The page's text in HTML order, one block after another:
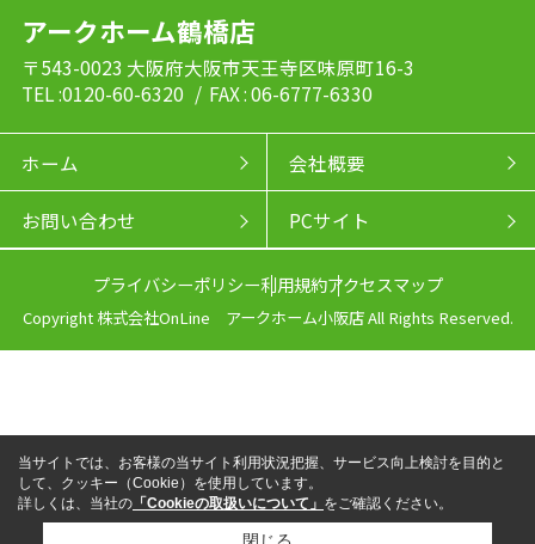
アークホーム鶴橋店
〒543-0023 大阪府大阪市天王寺区味原町16-3
TEL :0120-60-6320 / FAX : 06-6777-6330
ホーム 会社概要
お問い合わせ PCサイト
プライバシーポリシー利用規約アクセスマップ
Copyright 株式会社OnLine アークホーム小阪店 All Rights Reserved.
当サイトでは、お客様の当サイト利用状況把握、サービス向上検討を目的と
して、クッキー（Cookie）を使用しています。
詳しくは、当社の 「Cookieの取扱いについて」 をご確認ください。